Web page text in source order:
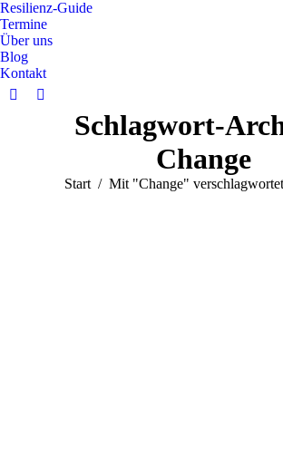
Resilienz-Guide
Termine
Über uns
Blog
Kontakt
Schlagwort-
Change
Sie befinden sich hier:
Start Mit "Change"